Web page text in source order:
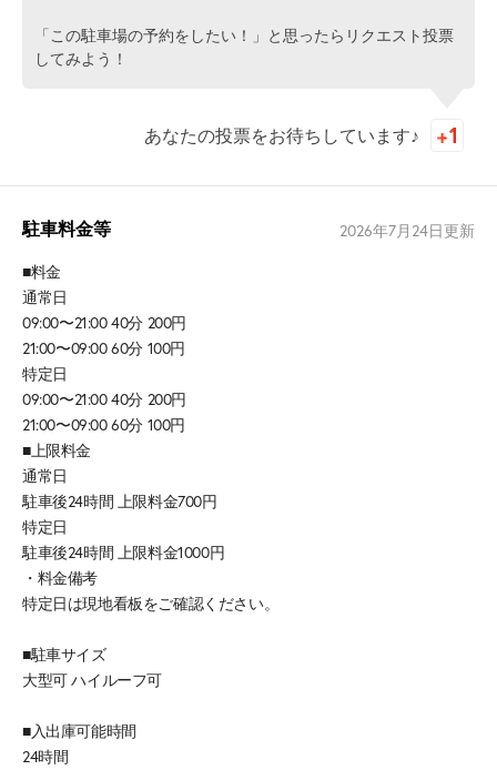
「この駐車場の予約をしたい！」と思ったらリクエスト投票
してみよう！
あなたの投票をお待ちしています♪
駐車料金等 2026年7月24日更新
■料金
通常日
09:00〜21:00 40分 200円
21:00〜09:00 60分 100円
特定日
09:00〜21:00 40分 200円
21:00〜09:00 60分 100円
■上限料金
通常日
駐車後24時間 上限料金700円
特定日
駐車後24時間 上限料金1000円
・料金備考
特定日は現地看板をご確認ください。
■駐車サイズ
大型可 ハイルーフ可
■入出庫可能時間
24時間